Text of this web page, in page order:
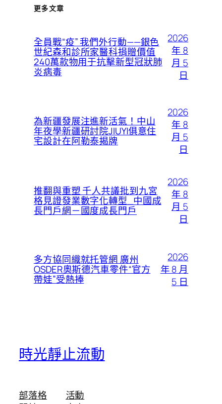
更多文章
全員戰“疫” 我們外行動——銀色
世紀森和診所家醫科捐贈價值
240萬款物用于抗擊新型冠狀肺
炎病毒
2026
年 8
月 5
日
為新疆發展注進新活氣！中山
年夜學新疆研討院JIUYI俱意住
宅設計在阿勒泰揭牌
2026
年 8
月 5
日
推翻與重塑 千人共議批到九宮
格見證發業數字化轉型_中國成
長門戶網－國度成長門戶
2026
年 8
月 5
日
多方協同織就托管網 廣州
OSDER奧斯德汽車零件“官方
帶娃”受熱捧
2026
年 8 月
5 日
時光靜止流動
部落格
活動